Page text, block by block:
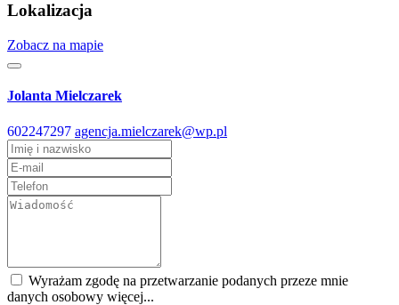
Lokalizacja
Zobacz na mapie
Jolanta Mielczarek
602247297 agencja.mielczarek@wp.pl
Wyrażam zgodę na przetwarzanie podanych przeze mnie
danych osobowy więcej...